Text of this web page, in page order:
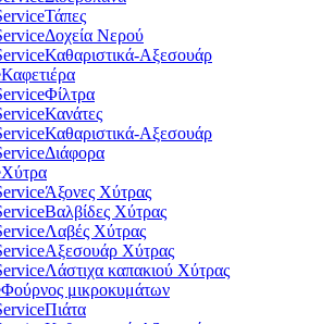
Τάπες
Δοχεία Νερού
Καθαριστικά-Αξεσουάρ
Καφετιέρα
Φίλτρα
Κανάτες
Καθαριστικά-Αξεσουάρ
Διάφορα
Χύτρα
Άξονες Χύτρας
Βαλβίδες Χύτρας
Λαβές Χύτρας
Αξεσουάρ Χύτρας
Λάστιχα καπακιού Χύτρας
Φούρνος μικροκυμάτων
Πιάτα